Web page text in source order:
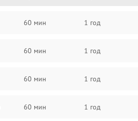
60 мин 1 год
60 мин 1 год
60 мин 1 год
60 мин 1 год